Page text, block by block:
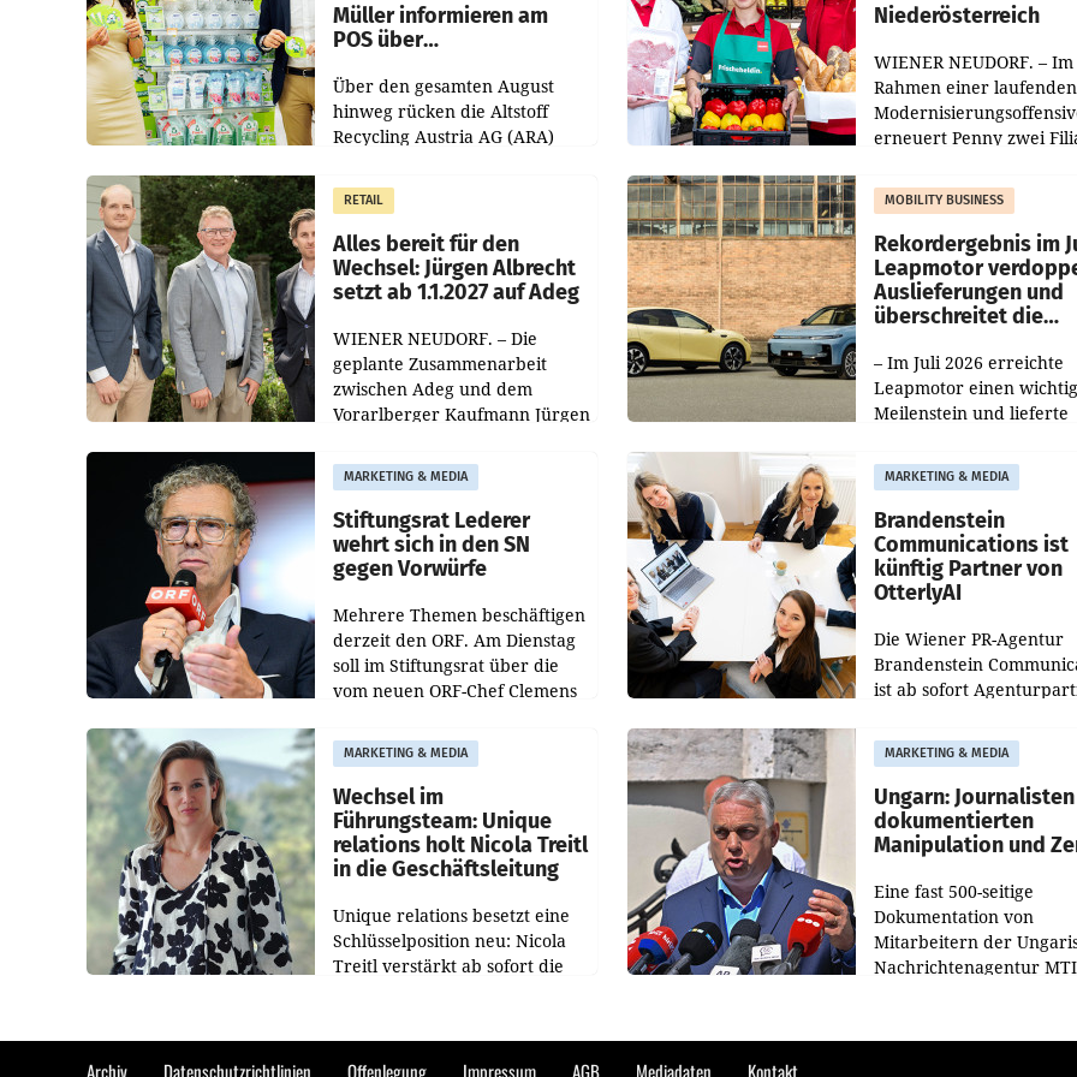
Müller informieren am
POS über
Über den gesamten August
hinweg rücken die Altstoff
Recycling Austria AG (ARA)
Müller die Initiative „Kreislauf-
Helden“ in allen
österreichischen Müller-Filialen
Niederösterreich
WIENER NEUDORF. – Im
Rahmen einer laufenden
erneuert Penny zwei
Die beiden Standorte
Haag sowie im rund
RETAIL
Alles bereit für den
Wechsel: Jürgen Albrecht
setzt ab 1.1.2027 auf Adeg
WIENER NEUDORF. – Die
geplante Zusammenarbeit
zwischen Adeg und dem
Vorarlberger Kaufmann Jürgen
freigegeben: Die
Bundeswettbewerbsbehörde
und der Bundeskartellanwalt
MOBILITY BUSINESS
Rekordergebnis im
Leapmotor
Auslieferungen und
überschreitet die
– Im Juli 2026 erreichte
Leapmotor einen
Meilenstein und lieferte
aus, womit sich das
gegenüber Juli 2025
verdoppelte (+102
MARKETING & MEDIA
Stiftungsrat Lederer
wehrt sich in den SN
gegen Vorwürfe
Mehrere Themen beschäftigen
derzeit den ORF. Am Dienstag
soll im Stiftungsrat über die
vom neuen ORF-Chef Clemens
Besetzungen für die
Direktionen abgestimmt
werden.
MARKETING & MEDIA
Brandenstein
Communications ist
künftig Partner von
OtterlyAI
Die Wiener PR-Agentur
Brandenstein
ist ab sofort
Optimierungsplattform
OtterlyAI. Damit baut die
Agentur ihr
MARKETING & MEDIA
Wechsel im
Führungsteam: Unique
relations holt Nicola Treitl
in die Geschäftsleitung
Unique relations besetzt eine
Schlüsselposition neu: Nicola
Treitl verstärkt ab sofort die
Josef Kalina und Anna Kalina-
Mahr.
MARKETING & MEDIA
Ungarn: Journalisten
dokumentierten
Manipulation und
Eine fast 500-seitige
Dokumentation von
Mitarbeitern der
Nachrichtenagentur
der Agentur während
Archiv Datenschutzrichtlinien Offenlegung Impressum AGB Mediadaten Kontakt